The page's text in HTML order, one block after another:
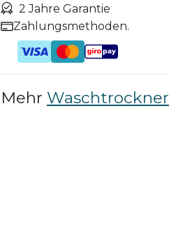
2 Jahre Garantie
Zahlungsmethoden.
Mehr Waschtrockner